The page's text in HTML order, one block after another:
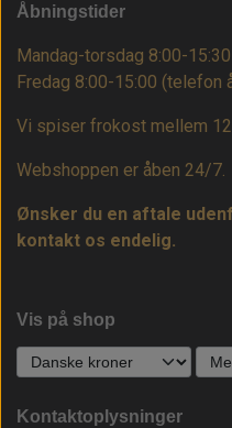
Åbningstider
Mandag-torsdag 8:00-
Fredag 8:00-15:00 (telefon
Vi spiser frokost mellem
Webshoppen er åben 24/7.
Ønsker du en aftale
kontakt os endelig.
Vis på shop
Kontaktoplysninger